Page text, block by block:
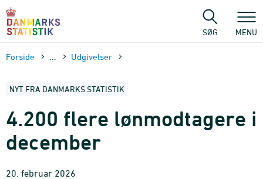
sidens
SØG MENU
Forside Udgivelser
NYT FRA DANMARKS STATISTIK
4.200 flere lønmodtagere i
december
20. februar 2026